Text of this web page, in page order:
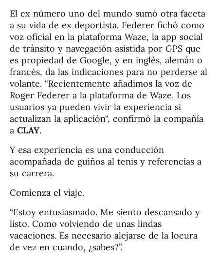
El ex número uno del mundo sumó otra faceta
a su vida de ex deportista. Federer fichó como
voz oficial en la plataforma Waze, la app social
de tránsito y navegación asistida por GPS que
es propiedad de Google, y en inglés, alemán o
francés, da las indicaciones para no perderse al
volante. “Recientemente añadimos la voz de
Roger Federer a la plataforma de Waze. Los
usuarios ya pueden vivir la experiencia si
actualizan la aplicación“, confirmó la compañía
a CLAY.
Y esa experiencia es una conducción
acompañada de guiños al tenis y referencias a
su carrera.
Comienza el viaje.
“Estoy entusiasmado. Me siento descansado y
listo. Como volviendo de unas lindas
vacaciones. Es necesario alejarse de la locura
de vez en cuando, ¿sabes?”.